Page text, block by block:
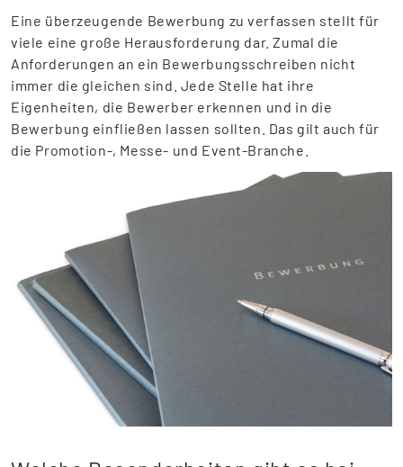
Eine überzeugende Bewerbung zu verfassen stellt für
viele eine große Herausforderung dar. Zumal die
Anforderungen an ein Bewerbungsschreiben nicht
immer die gleichen sind. Jede Stelle hat ihre
Eigenheiten, die Bewerber erkennen und in die
Bewerbung einfließen lassen sollten. Das gilt auch für
die Promotion-, Messe- und Event-Branche.